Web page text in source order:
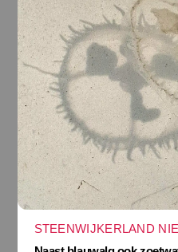
STEENWIJKERLAND